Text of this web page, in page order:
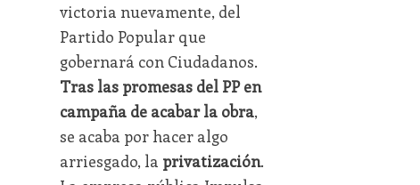
victoria nuevamente, del
Partido Popular que
gobernará con Ciudadanos.
Tras las promesas del PP en
campaña de acabar la obra,
se acaba por hacer algo
arriesgado, la privatización.